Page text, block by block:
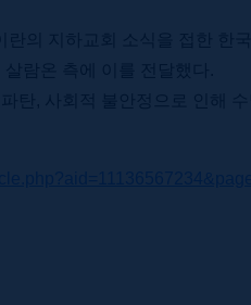
의 지하교회 소식을 접한
람온 측에 이를 전달했다.